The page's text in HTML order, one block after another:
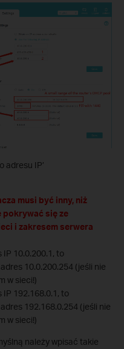
adresu IP’
musi być inny, niż
pokrywać się ze
i zakresem serwera
IP 10.0.200.1, to
10.0.200.254 (jeśli nie
w sieci!)
IP 192.168.0.1, to
192.168.0.254 (jeśli nie
w sieci!)
należy wpisać takie